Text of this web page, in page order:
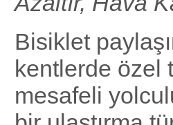
Bisiklet
kentlerde özel
mesafeli